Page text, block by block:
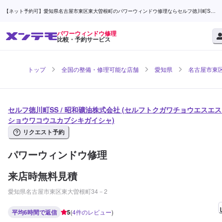
【ネット予約可】愛知県名古屋市東区東大曽根町のパワーウィンドウ修理ならセルフ徳川町SS /
パワーウィンドウ修理
比較・予約サービス
トップ 全国の整備・修理可能な店舗 愛知県 名古屋市東
セルフ徳川町SS / 昭和礦油株式会社 (セルフトクガワチョウエスエ
ショウワコウユカブシキガイシャ)
リクエスト予約
パワーウィンドウ修理
来店時無料見積
愛知県名古屋市東区東大曽根町34－2
平均6時間で返信 5(4件のレビュー)